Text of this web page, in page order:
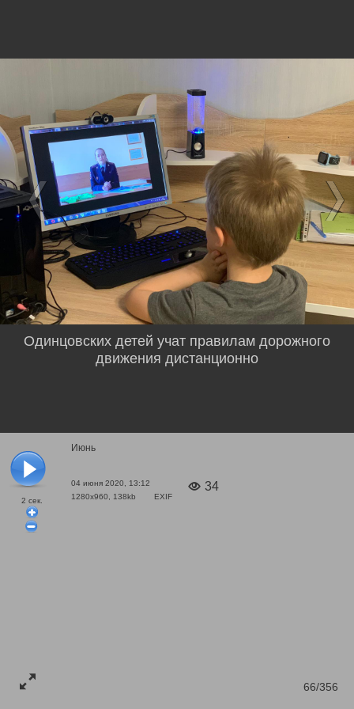
2 сек.
Июнь
04 июня 2020, 13:12
1280x960, 138kb
EXIF
34
66/356
Одинцовских детей учат правилам дорожного
движения дистанционно